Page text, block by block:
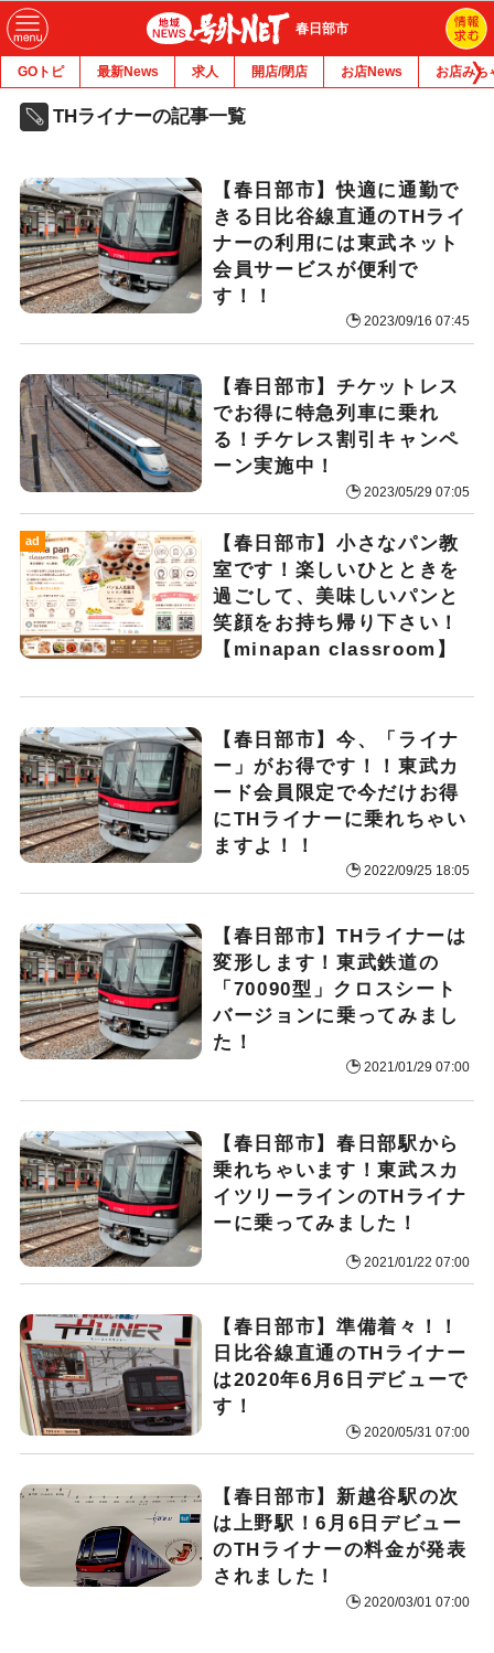
春日部市
GOトピ 最新News 求人 開店/閉店 お店News お店みち
THライナーの記事一覧
【春日部市】快適に通勤で
きる日比谷線直通のTHライ
ナーの利用には東武ネット
会員サービスが便利で
す！！
2023/09/16 07:45
【春日部市】チケットレス
でお得に特急列車に乗れ
る！チケレス割引キャンペ
ーン実施中！
2023/05/29 07:05
ad
【春日部市】小さなパン教
室です！楽しいひとときを
過ごして、美味しいパンと
笑顔をお持ち帰り下さい！
【minapan classroom】
【春日部市】今、「ライナ
ー」がお得です！！東武カ
ード会員限定で今だけお得
にTHライナーに乗れちゃい
ますよ！！
2022/09/25 18:05
【春日部市】THライナーは
変形します！東武鉄道の
「70090型」クロスシート
バージョンに乗ってみまし
た！
2021/01/29 07:00
【春日部市】春日部駅から
乗れちゃいます！東武スカ
イツリーラインのTHライナ
ーに乗ってみました！
2021/01/22 07:00
【春日部市】準備着々！！
日比谷線直通のTHライナー
は2020年6月6日デビューで
す！
2020/05/31 07:00
【春日部市】新越谷駅の次
は上野駅！6月6日デビュー
のTHライナーの料金が発表
されました！
2020/03/01 07:00